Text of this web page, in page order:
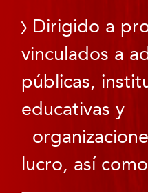
Dirigido a
vinculados a
públicas,
educativas y
lucro, así